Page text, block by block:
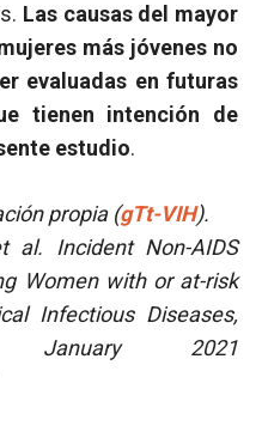
Las causas del mayor
más jóvenes no
evaluadas en futuras
tienen intención de
estudio.
propia (gTt-VIH).
al. Incident Non-AIDS
Women with or at-risk
Infectious Diseases,
January 2021